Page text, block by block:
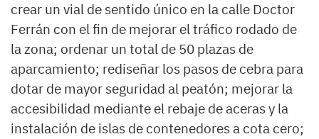
crear un vial de sentido único en la calle Doctor
Ferrán con el fin de mejorar el tráfico rodado de
la zona; ordenar un total de 50 plazas de
aparcamiento; rediseñar los pasos de cebra para
dotar de mayor seguridad al peatón; mejorar la
accesibilidad mediante el rebaje de aceras y la
instalación de islas de contenedores a cota cero;